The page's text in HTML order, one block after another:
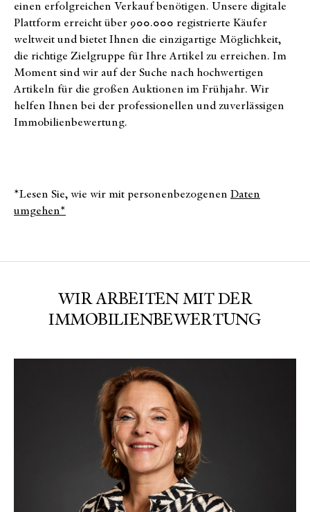
einen erfolgreichen Verkauf benötigen. Unsere digitale
Plattform erreicht über 900.000 registrierte Käufer
weltweit und bietet Ihnen die einzigartige Möglichkeit,
die richtige Zielgruppe für Ihre Artikel zu erreichen. Im
Moment sind wir auf der Suche nach hochwertigen
Artikeln für die großen Auktionen im Frühjahr. Wir
helfen Ihnen bei der professionellen und zuverlässigen
Immobilienbewertung.
*Lesen Sie, wie wir mit personenbezogenen Daten
umgehen*
WIR ARBEITEN MIT DER
IMMOBILIENBEWERTUNG